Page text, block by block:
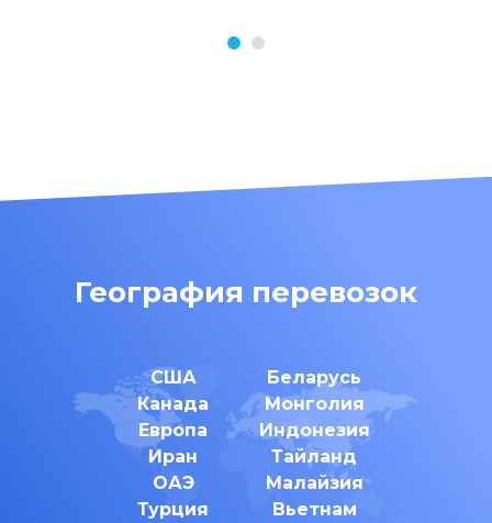
География перевозок
США
Канада
Европа
Иран
ОАЭ
Турция
Беларусь
Монголия
Индонезия
Тайланд
Малайзия
Вьетнам